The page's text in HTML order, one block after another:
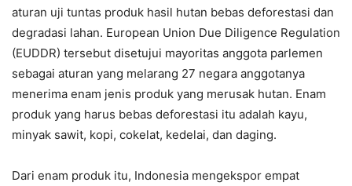
aturan uji tuntas produk hasil hutan bebas deforestasi dan
degradasi lahan. European Union Due Diligence Regulation
(EUDDR) tersebut disetujui mayoritas anggota parlemen
sebagai aturan yang melarang 27 negara anggotanya
menerima enam jenis produk yang merusak hutan. Enam
produk yang harus bebas deforestasi itu adalah kayu,
minyak sawit, kopi, cokelat, kedelai, dan daging.
Dari enam produk itu, Indonesia mengekspor empat